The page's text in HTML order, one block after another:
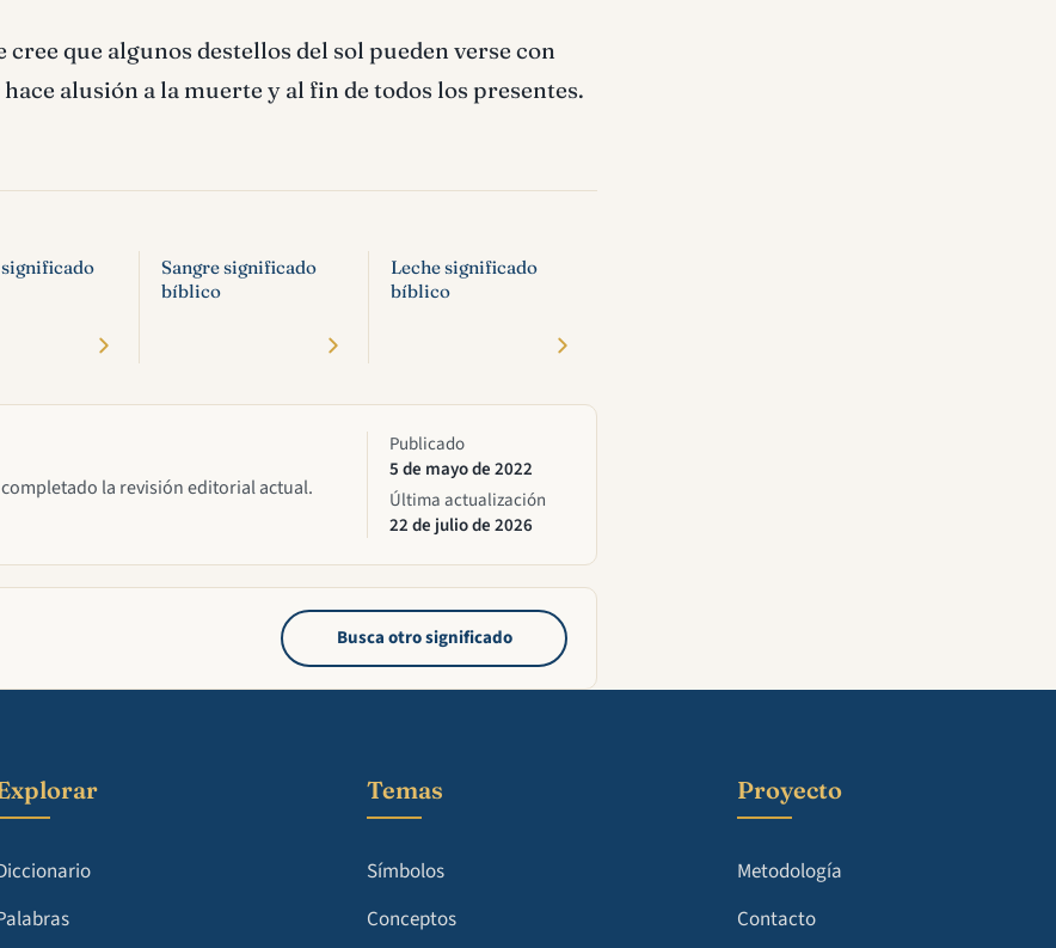
cree que algunos destellos del sol pueden verse con
alusión a la muerte y al fin de todos los presentes.
Sangre significado
bíblico
Leche significado
bíblico
la revisión editorial actual.
Publicado
5 de mayo de 2022
Última actualización
22 de julio de 2026
Busca otro significado
Temas
Símbolos
Conceptos
Proyecto
Metodología
Contacto